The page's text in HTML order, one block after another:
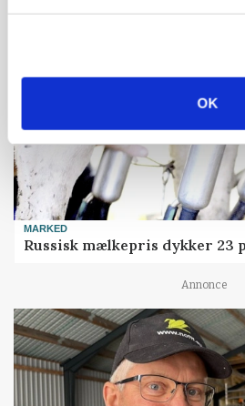
OK
MARKED
Russisk mælkepris dykker 23
Annonce